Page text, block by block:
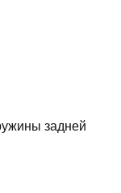
задней